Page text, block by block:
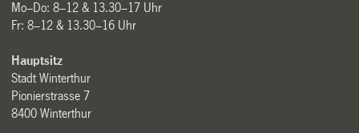
Mo–Do: 8–12 & 13.30–17 Uhr
Fr: 8–12 & 13.30–16 Uhr
Hauptsitz
Stadt Winterthur
Pionierstrasse 7
8400 Winterthur